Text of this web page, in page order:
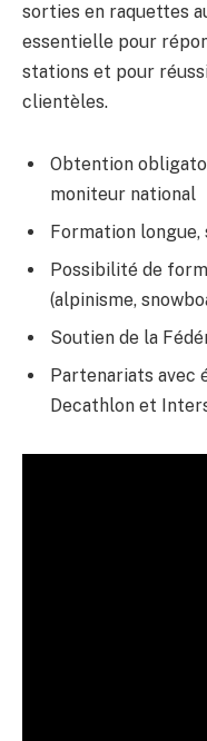
sorties en raquettes
essentielle pour
stations et pour
clientèles.
Obtention
moniteur national
Formation longue,
Possibilité de
(alpinisme,
Soutien de la
Partenariats avec
Decathlon et